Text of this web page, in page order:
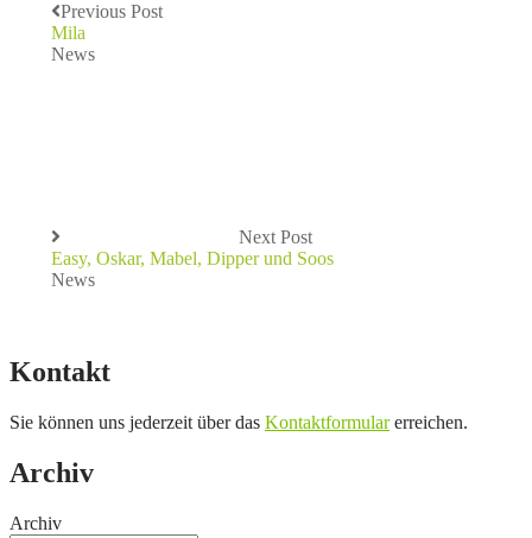
Previous Post
Mila
News
Next Post
Easy, Oskar, Mabel, Dipper und Soos
News
Kontakt
Sie können uns jederzeit über das Kontaktformularerreichen.
Archiv
Archiv